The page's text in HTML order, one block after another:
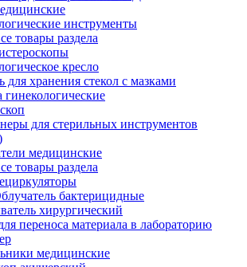
инструменты
товары раздела
кресло
для хранения стекол с мазками
гинекологические
для стерильных инструментов
медицинские
товары раздела
бактерицидные
хирургический
переноса материала в лабораторию
медицинские